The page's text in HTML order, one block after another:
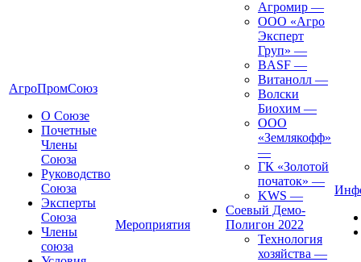
АгроПромСоюз
О Союзе
Почетные
Члены
Союза
Руководство
Союза
Эксперты
Союза
Члены
союза
Мероприятия
Агромир —
ООО «Агро
Эксперт
Груп» —
BASF —
Витанолл —
Волски
Биохим —
ООО
«Землякофф»
—
ГК «Золотой
початок» —
KWS —
Соевый Демо-
Полигон 2022
Технология
хозяйства —